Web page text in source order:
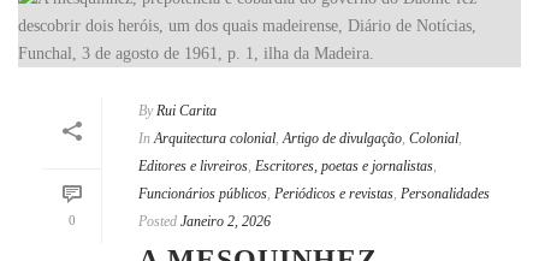
0
By Rui Carita
In Arquitectura colonial,Artigo de divulgação, Colonial,
Editores e livreiros, Escritores, poetas e jornalistas,
Funcionários públicos, Periódicos e revistas, Personalidades
Posted Janeiro 2, 2026